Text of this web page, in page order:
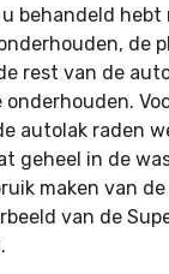
behandeld hebt
de
rest van de
onderhouden.
autolak raden
geheel in de
maken van
van de